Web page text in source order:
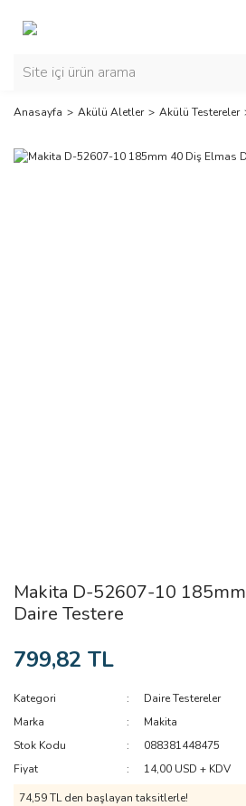
Anasayfa Akülü Aletler Akülü Testereler
Makita D-52607-10
Daire Testere
799,82 TL
Kategori
Daire Testereler
Marka
Makita
Stok Kodu
088381448475
Fiyat
14,00 USD + KDV
74,59 TL den başlayan taksitlerle!